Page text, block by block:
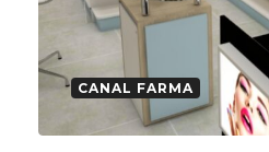
CANAL FARMA